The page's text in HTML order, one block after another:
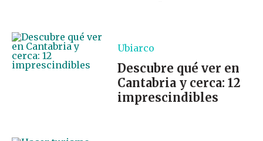
Ubiarco
Descubre qué ver en
Cantabria y cerca: 12
imprescindibles